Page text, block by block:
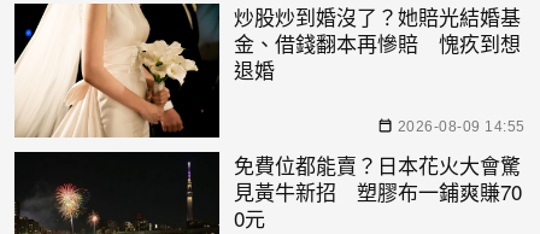
炒股炒到婚沒了？她賠光結婚基
金、借錢翻本再慘賠 愧疚到想
退婚
2026-08-09 14:55
免費位都能賣？日本花火大會驚
見黃牛新招 塑膠布一鋪爽賺70
0元